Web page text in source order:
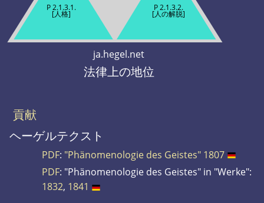
P 2.1.3.1.
[人格]
P 2.1.3.2.
[人の解脱]
ja.hegel.net
法律上の地位
貢献
ヘーゲルテクスト
PDF: "Phänomenologie des Geistes" 1807
PDF: "Phänomenologie des Geistes" in "Werke":
1832, 1841